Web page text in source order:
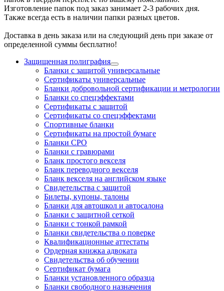
Изготовление папок под заказ занимает 2-3 рабочих дня.
Также всегда есть в наличии папки разных цветов.
Доставка в день заказа или на следующий день при заказе от
определенной суммы бесплатно!
Защищенная полиграфия
Бланки с защитой универсальные
Сертификаты универсальные
Бланки добровольной сертификации и метрологии
Бланки со спецэффектами
Сертификаты с защитой
Сертификаты со спецэффектами
Спортивные бланки
Cертификаты на простой бумаге
Бланки СРО
Бланки с гравюрами
Бланк простого векселя
Бланк переводного векселя
Бланк векселя на английском языке
Свидетельства с защитой
Билеты, купоны, талоны
Бланки для автошкол и автосалона
Бланки с защитной сеткой
Бланки с тонкой рамкой
Бланки свидетельства о поверке
Квалификационные аттестаты
Ордерная книжка адвоката
Свидетельства об обучении
Сертификат бумага
Бланки установленного образца
Бланки свободного назначения